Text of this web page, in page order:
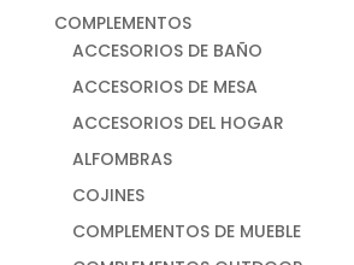
COMPLEMENTOS
ACCESORIOS DE BAÑO
ACCESORIOS DE MESA
ACCESORIOS DEL HOGAR
ALFOMBRAS
COJINES
COMPLEMENTOS DE MUEBLE